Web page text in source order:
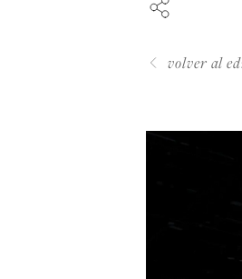
volver al